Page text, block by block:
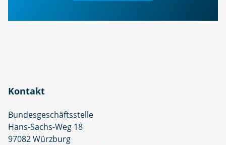
Kontakt
Bundesgeschäftsstelle
Hans-Sachs-Weg 18
97082 Würzburg